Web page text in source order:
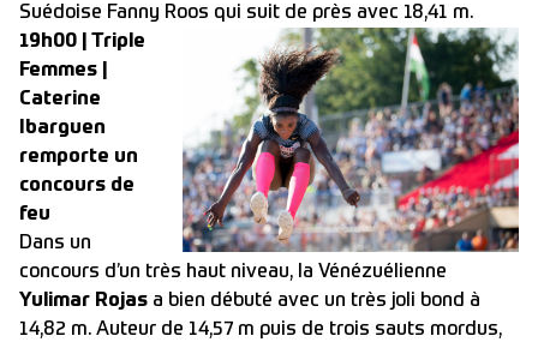
Suédoise Fanny Roos qui suit de près avec 18,41 m.
19h00 | Triple
Femmes |
Caterine
Ibarguen
remporte un
concours de
feu
Dans un
concours d’un très haut niveau, la Vénézuélienne
Yulimar Rojas a bien débuté avec un très joli bond à
14,82 m. Auteur de 14,57 m puis de trois sauts mordus,